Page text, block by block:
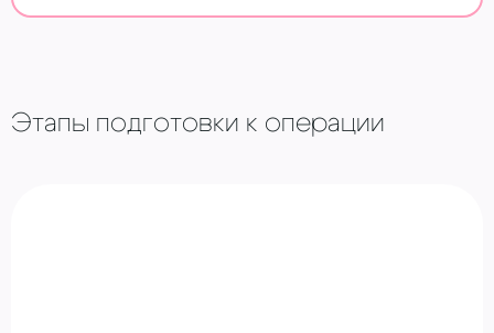
Этапы подготовки к операции